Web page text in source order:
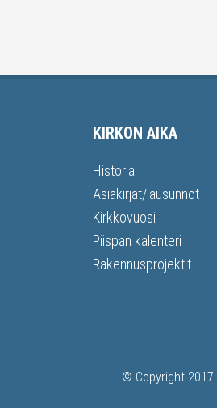
KIRKON AIKA
Historia
Asiakirjat/lausunnot
Kirkkovuosi
Piispan kalenteri
Rakennusprojektit
© Copyright 2017